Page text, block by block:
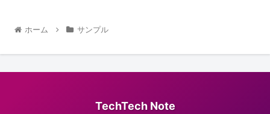
ホーム サンプル
TechTech Note